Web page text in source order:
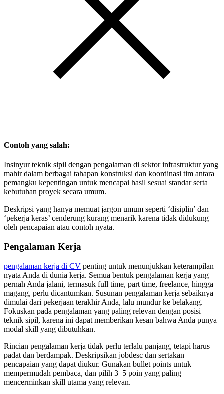
Contoh yang salah:
Insinyur teknik sipil dengan pengalaman di sektor infrastruktur yang
mahir dalam berbagai tahapan konstruksi dan koordinasi tim antara
pemangku kepentingan untuk mencapai hasil sesuai standar serta
kebutuhan proyek secara umum.
Deskripsi yang hanya memuat jargon umum seperti ‘disiplin’ dan
‘pekerja keras’ cenderung kurang menarik karena tidak didukung
oleh pencapaian atau contoh nyata.
Pengalaman Kerja
pengalaman kerja di CV penting untuk menunjukkan keterampilan
nyata Anda di dunia kerja. Semua bentuk pengalaman kerja yang
pernah Anda jalani, termasuk full time, part time, freelance, hingga
magang, perlu dicantumkan. Susunan pengalaman kerja sebaiknya
dimulai dari pekerjaan terakhir Anda, lalu mundur ke belakang.
Fokuskan pada pengalaman yang paling relevan dengan posisi
teknik sipil, karena ini dapat memberikan kesan bahwa Anda punya
modal skill yang dibutuhkan.
Rincian pengalaman kerja tidak perlu terlalu panjang, tetapi harus
padat dan berdampak. Deskripsikan jobdesc dan sertakan
pencapaian yang dapat diukur. Gunakan bullet points untuk
mempermudah pembaca, dan pilih 3–5 poin yang paling
mencerminkan skill utama yang relevan.